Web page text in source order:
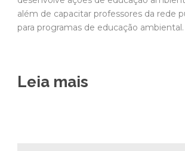
além de capacitar professores da rede
para programas de educação ambiental.
Leia mais